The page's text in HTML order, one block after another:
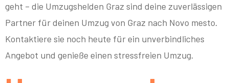
geht – die Umzugshelden Graz sind deine zuverlässigen
Partner für deinen Umzug von Graz nach Novo mesto.
Kontaktiere sie noch heute für ein unverbindliches
Angebot und genieße einen stressfreien Umzug.